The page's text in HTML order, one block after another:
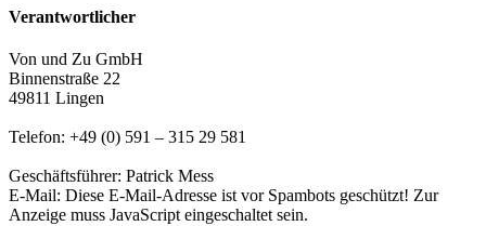
Verantwortlicher
Von und Zu GmbH
Binnenstraße 22
49811 Lingen
Telefon: +49 (0) 591 – 315 29 581
Geschäftsführer: Patrick Mess
E-Mail: Diese E-Mail-Adresse ist vor Spambots geschützt! Zur
Anzeige muss JavaScript eingeschaltet sein.